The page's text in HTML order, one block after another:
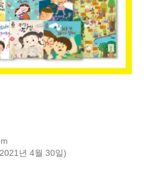
년 4월 30일)